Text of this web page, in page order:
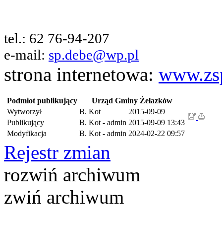
tel.: 62 76-94-207
e-mail: sp.debe@wp.pl
strona internetowa:
Podmiot publikujący
Urząd Gminy Żelazków
Wytworzył
B. Kot
2015-09-09
Publikujący
B. Kot - admin 2015-09-09 13:43
Modyfikacja
B. Kot - admin 2024-02-22 09:57
Rejestr zmian
rozwiń archiwum
zwiń archiwum